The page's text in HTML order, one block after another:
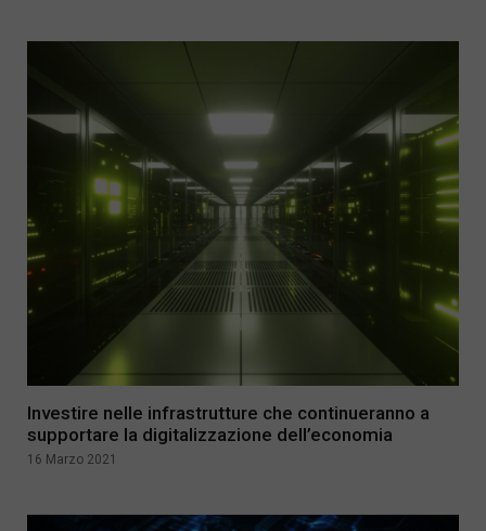
Investire nelle infrastrutture che continueranno a
supportare la digitalizzazione dell’economia
16 Marzo 2021